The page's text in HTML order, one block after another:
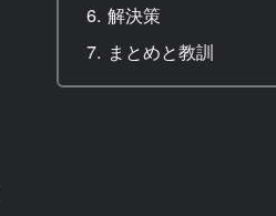
解決策
まとめと教訓